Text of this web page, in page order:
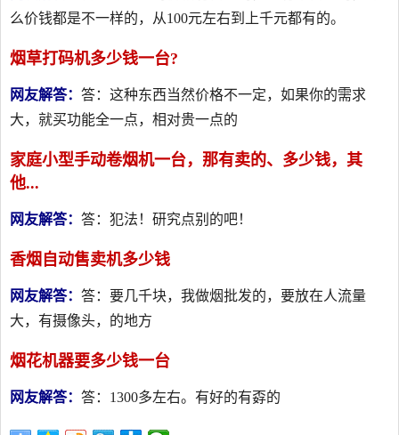
么价钱都是不一样的，从100元左右到上千元都有的。
烟草打码机多少钱一台?
网友解答： 答：这种东西当然价格不一定，如果你的需求
大，就买功能全一点，相对贵一点的
家庭小型手动卷烟机一台，那有卖的、多少钱，其
他...
网友解答： 答：犯法！研究点别的吧！
香烟自动售卖机多少钱
网友解答： 答：要几千块，我做烟批发的，要放在人流量
大，有摄像头，的地方
烟花机器要多少钱一台
网友解答： 答：1300多左右。有好的有孬的